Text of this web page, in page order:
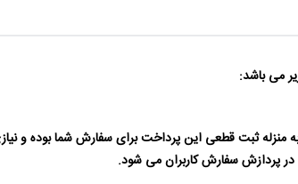
می باشد:
منزله ثبت قطعی این پرداخت برای سفارش شما بوده و
پردازش سفارش کاربران می شود.